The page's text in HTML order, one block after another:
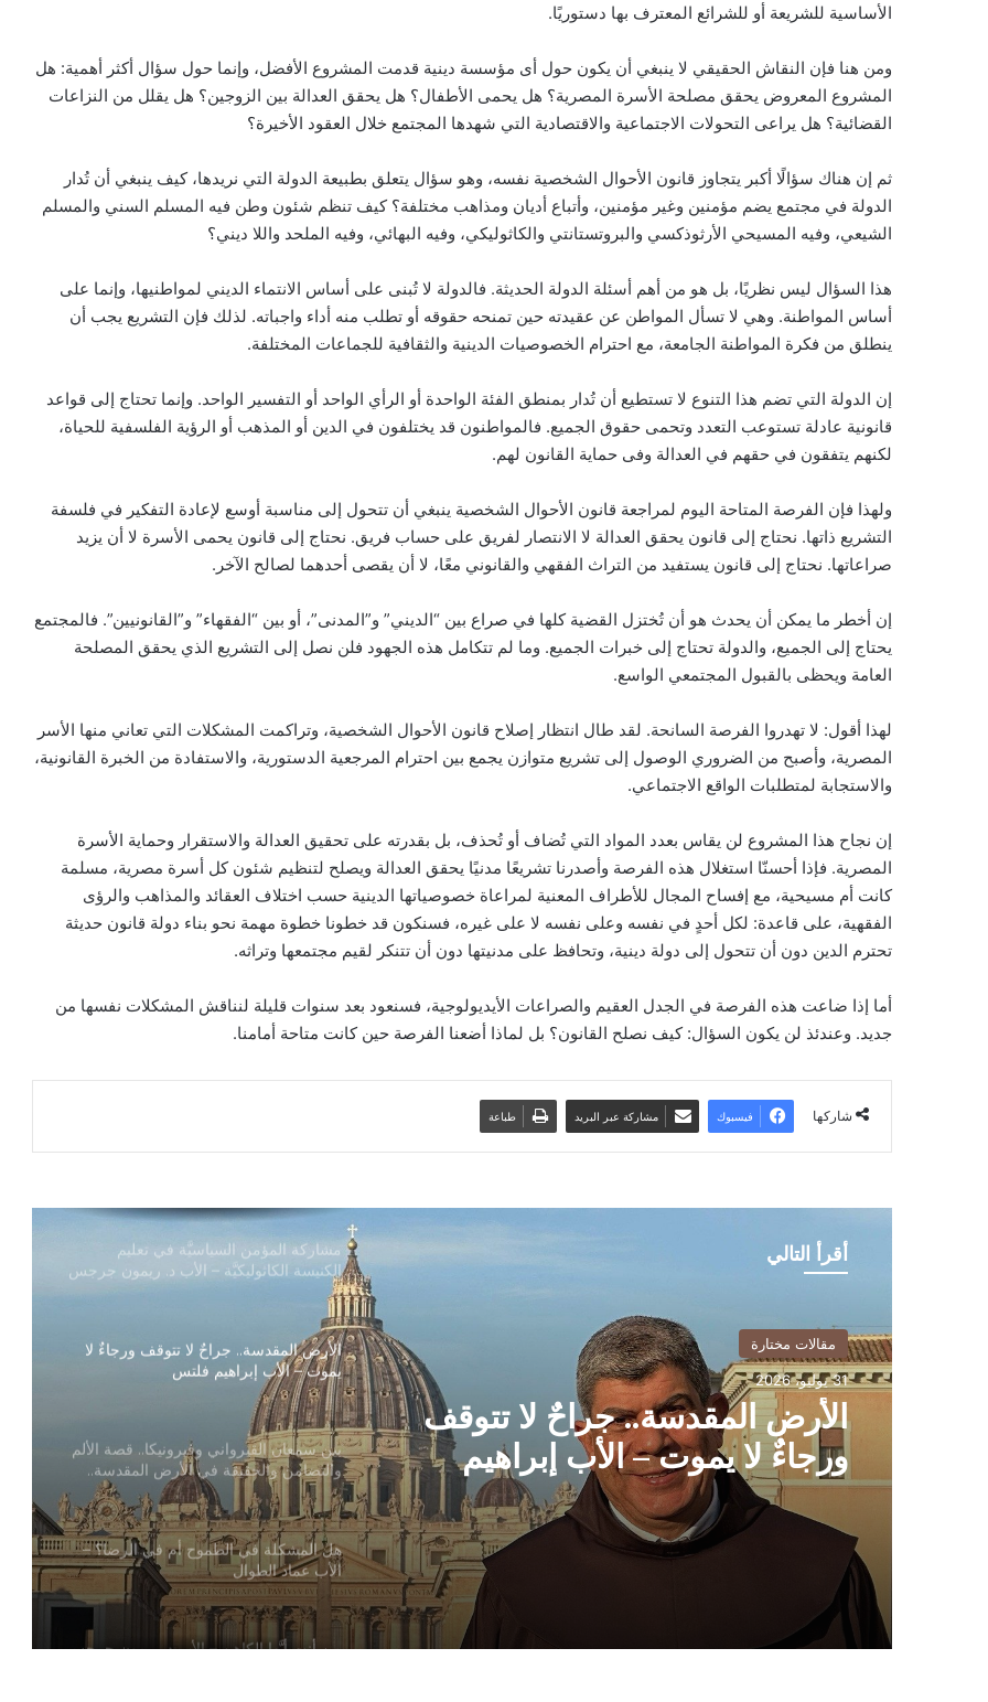
الأساسية للشريعة أو للشرائع المعترف بها دستوريًا.
ومن هنا فإن النقاش الحقيقي لا ينبغي أن يكون حول أى مؤسسة دينية قدمت المشروع الأفضل، وإنما حول سؤال أكثر أهمية: هل
المشروع المعروض يحقق مصلحة الأسرة المصرية؟ هل يحمى الأطفال؟ هل يحقق العدالة بين الزوجين؟ هل يقلل من النزاعات
القضائية؟ هل يراعى التحولات الاجتماعية والاقتصادية التي شهدها المجتمع خلال العقود الأخيرة؟
ثم إن هناك سؤالًا أكبر يتجاوز قانون الأحوال الشخصية نفسه، وهو سؤال يتعلق بطبيعة الدولة التي نريدها، كيف ينبغي أن تُدار
الدولة في مجتمع يضم مؤمنين وغير مؤمنين، وأتباع أديان ومذاهب مختلفة؟ كيف تنظم شئون وطن فيه المسلم السني والمسلم
الشيعي، وفيه المسيحي الأرثوذكسي والبروتستانتي والكاثوليكي، وفيه البهائي، وفيه الملحد واللا ديني؟
هذا السؤال ليس نظريًا، بل هو من أهم أسئلة الدولة الحديثة. فالدولة لا تُبنى على أساس الانتماء الديني لمواطنيها، وإنما على
أساس المواطنة. وهي لا تسأل المواطن عن عقيدته حين تمنحه حقوقه أو تطلب منه أداء واجباته. لذلك فإن التشريع يجب أن
ينطلق من فكرة المواطنة الجامعة، مع احترام الخصوصيات الدينية والثقافية للجماعات المختلفة.
إن الدولة التي تضم هذا التنوع لا تستطيع أن تُدار بمنطق الفئة الواحدة أو الرأي الواحد أو التفسير الواحد. وإنما تحتاج إلى قواعد
قانونية عادلة تستوعب التعدد وتحمى حقوق الجميع. فالمواطنون قد يختلفون في الدين أو المذهب أو الرؤية الفلسفية للحياة،
لكنهم يتفقون في حقهم في العدالة وفى حماية القانون لهم.
ولهذا فإن الفرصة المتاحة اليوم لمراجعة قانون الأحوال الشخصية ينبغي أن تتحول إلى مناسبة أوسع لإعادة التفكير في فلسفة
التشريع ذاتها. نحتاج إلى قانون يحقق العدالة لا الانتصار لفريق على حساب فريق. نحتاج إلى قانون يحمى الأسرة لا أن يزيد
صراعاتها. نحتاج إلى قانون يستفيد من التراث الفقهي والقانوني معًا، لا أن يقصى أحدهما لصالح الآخر.
إن أخطر ما يمكن أن يحدث هو أن تُختزل القضية كلها في صراع بين “الديني” و”المدنى”، أو بين “الفقهاء” و”القانونيين”. فالمجتمع
يحتاج إلى الجميع، والدولة تحتاج إلى خبرات الجميع. وما لم تتكامل هذه الجهود فلن نصل إلى التشريع الذي يحقق المصلحة
العامة ويحظى بالقبول المجتمعي الواسع.
لهذا أقول: لا تهدروا الفرصة السانحة. لقد طال انتظار إصلاح قانون الأحوال الشخصية، وتراكمت المشكلات التي تعاني منها الأسر
المصرية، وأصبح من الضروري الوصول إلى تشريع متوازن يجمع بين احترام المرجعية الدستورية، والاستفادة من الخبرة القانونية،
والاستجابة لمتطلبات الواقع الاجتماعي.
إن نجاح هذا المشروع لن يقاس بعدد المواد التي تُضاف أو تُحذف، بل بقدرته على تحقيق العدالة والاستقرار وحماية الأسرة
المصرية. فإذا أحسنّا استغلال هذه الفرصة وأصدرنا تشريعًا مدنيًا يحقق العدالة ويصلح لتنظيم شئون كل أسرة مصرية، مسلمة
كانت أم مسيحية، مع إفساح المجال للأطراف المعنية لمراعاة خصوصياتها الدينية حسب اختلاف العقائد والمذاهب والرؤى
الفقهية، على قاعدة: لكل أحدٍ في نفسه وعلى نفسه لا على غيره، فسنكون قد خطونا خطوة مهمة نحو بناء دولة قانون حديثة
تحترم الدين دون أن تتحول إلى دولة دينية، وتحافظ على مدنيتها دون أن تتنكر لقيم مجتمعها وتراثه.
أما إذا ضاعت هذه الفرصة في الجدل العقيم والصراعات الأيديولوجية، فسنعود بعد سنوات قليلة لنناقش المشكلات نفسها من
جديد. وعندئذ لن يكون السؤال: كيف نصلح القانون؟ بل لماذا أضعنا الفرصة حين كانت متاحة أمامنا.
شاركها فيسبوك مشاركة عبر البريد طباعة
أقرأ التالي
مقالات مختارة
31 يوليو، 2026
الأرض المقدسة.. جراحٌ لا تتوقف
ورجاءٌ لا يموت – الأب إبراهيم
فلتس
القتل الرحيم بين التشريع والضمير – الأب
رفعت بدر
بين صرخة الضمير وصمت العالم – الأب
إبراهيم فلتس
رئيس أساقفة نابولي يكتب: حين يتعلّم الشرُّ
الإنشقاق عن الكنيسة الكاثوليكية – الأب د.
مشاركة المؤمن السياسيَّة في تعليم
الكنيسة الكاثوليكيَّة – الأب د. ريمون جرجس
الفرنسيسكاني
الأرض المقدسة.. جراحٌ لا تتوقف ورجاءٌ لا
يموت – الأب إبراهيم فلتس
بين سمعان القيرواني وفيرونيكا.. قصة الألم
والتضامن والحقيقة في الأرض المقدسة..
من يحمل الصليب اليوم؟ – سند ساحلية
هل المشكلة في الطموح أم في الرضا؟ –
الأب عماد الطوال
من أنت أيَّها الكاهن – الأب د. ريمون جرجس